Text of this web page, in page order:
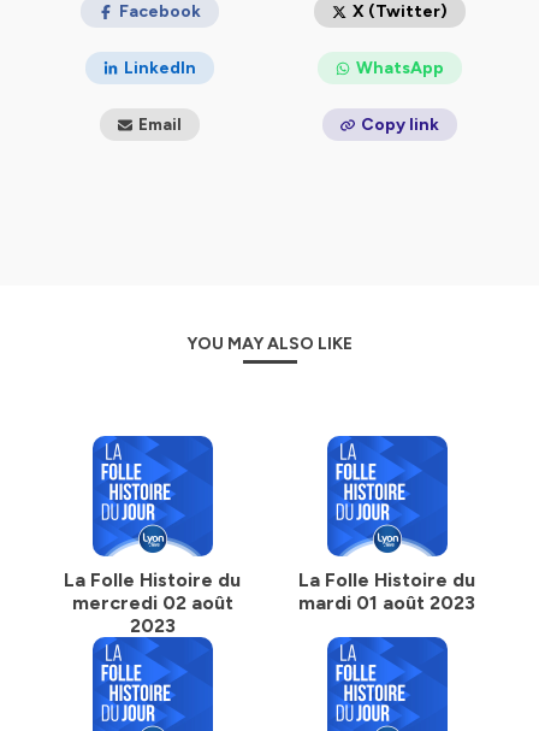
Facebook X (Twitter)
LinkedIn WhatsApp
Email Copy link
YOU MAY ALSO LIKE
La Folle Histoire du
mercredi 02 août
2023
La Folle Histoire du
mardi 01 août 2023